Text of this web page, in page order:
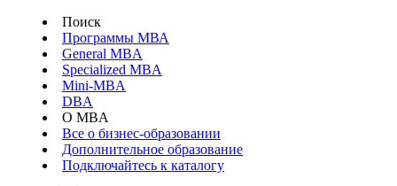
Поиск
Программы МВА
General MBA
Specialized MBA
Mini-MBA
DBA
О MBA
Все о бизнес-образовании
Дополнительное образование
Подключайтесь к каталогу